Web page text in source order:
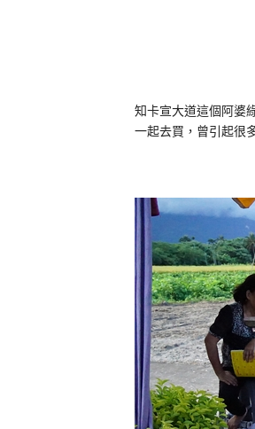
知卡宣大道這個阿婆
一起去買，曾引起很